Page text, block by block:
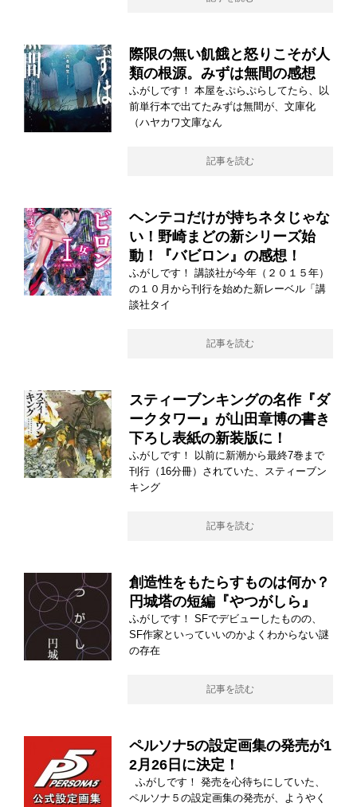
際限の無い飢餓と怒りこそが人
類の根源。みずは無間の感想
ふがしです！ 本屋をぷらぷらしてたら、以
前単行本で出てたみずは無間が、文庫化
（ハヤカワ文庫なん
記事を読む
ヘンテコだけが持ちネタじゃな
い！野崎まどの新シリーズ始
動！『バビロン』の感想！
ふがしです！ 講談社が今年（２０１５年）
の１０月から刊行を始めた新レーベル「講
談社タイ
記事を読む
スティーブンキングの名作『ダ
ークタワー』が山田章博の書き
下ろし表紙の新装版に！
ふがしです！ 以前に新潮から最終7巻まで
刊行（16分冊）されていた、スティーブン
キング
記事を読む
創造性をもたらすものは何か？
円城塔の短編『やつがしら』
ふがしです！ SFでデビューしたものの、
SF作家といっていいのかよくわからない謎
の存在
記事を読む
ペルソナ5の設定画集の発売が1
2月26日に決定！
ふがしです！ 発売を心待ちにしていた、
ペルソナ５の設定画集の発売が、ようやく